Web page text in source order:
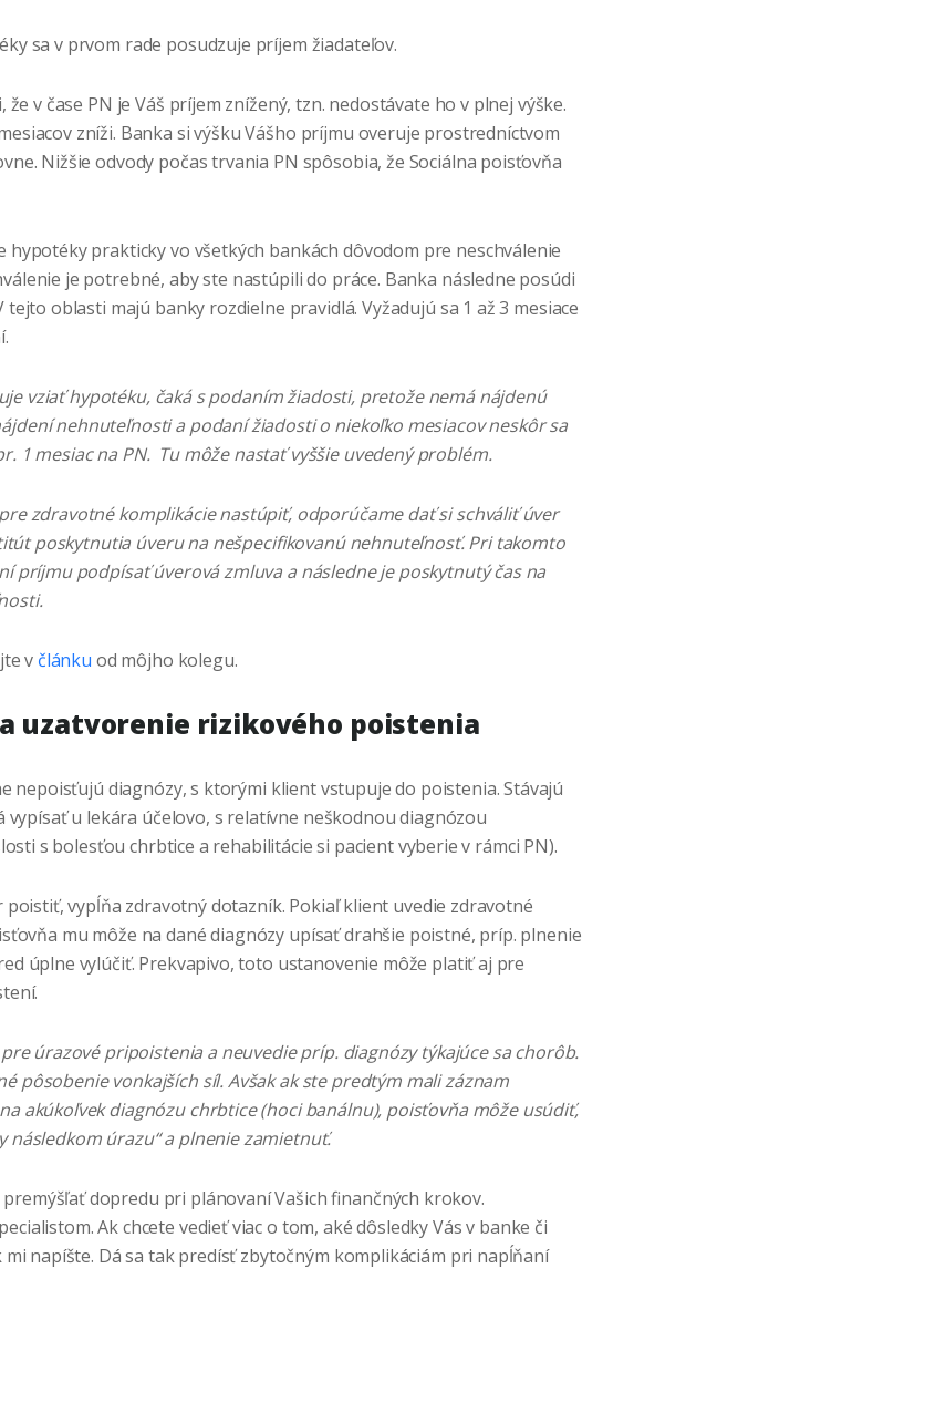
sa v prvom rade posudzuje príjem žiadateľov.
v čase PN je Váš príjem znížený, tzn. nedostávate ho v plnej výške.
zníži. Banka si výšku Vášho príjmu overuje prostredníctvom
Nižšie odvody počas trvania PN spôsobia, že Sociálna poisťovňa
hypotéky prakticky vo všetkých bankách dôvodom pre neschválenie
je potrebné, aby ste nastúpili do práce. Banka následne posúdi
tejto oblasti majú banky rozdielne pravidlá. Vyžadujú sa 1 až 3 mesiace
vziať hypotéku, čaká s podaním žiadosti, pretože nemá nájdenú
nehnuteľnosti a podaní žiadosti o niekoľko mesiacov neskôr sa
1 mesiac na PN. Tu môže nastať vyššie uvedený problém.
zdravotné komplikácie nastúpiť, odporúčame dať si schváliť úver
poskytnutia úveru na nešpecifikovanú nehnuteľnosť. Pri takomto
príjmu podpísať úverová zmluva a následne je poskytnutý čas na
v článku od môjho kolegu.
uzatvorenie rizikového poistenia
nepoisťujú diagnózy, s ktorými klient vstupuje do poistenia. Stávajú
vypísať u lekára účelovo, s relatívne neškodnou diagnózou
s bolesťou chrbtice a rehabilitácie si pacient vyberie v rámci PN).
poistiť, vypĺňa zdravotný dotazník. Pokiaľ klient uvedie zdravotné
mu môže na dané diagnózy upísať drahšie poistné, príp. plnenie
úplne vylúčiť. Prekvapivo, toto ustanovenie môže platiť aj pre
úrazové pripoistenia a neuvedie príp. diagnózy týkajúce sa chorôb.
pôsobenie vonkajších síl. Avšak ak ste predtým mali záznam
akúkoľvek diagnózu chrbtice (hoci banálnu), poisťovňa môže usúdiť,
následkom úrazu“ a plnenie zamietnuť.
dopredu pri plánovaní Vašich finančných krokov.
Ak chcete vedieť viac o tom, aké dôsledky Vás v banke či
napíšte. Dá sa tak predísť zbytočným komplikáciám pri napĺňaní